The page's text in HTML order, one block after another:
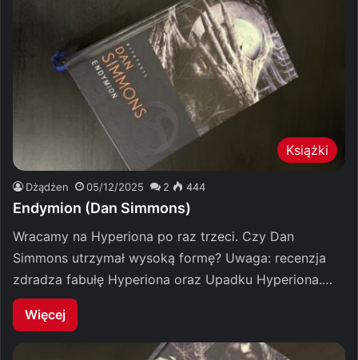
Książki
Dżądżen 05/12/2025 2 444
Endymion (Dan Simmons)
Wracamy na Hyperiona po raz trzeci. Czy Dan
Simmons utrzymał wysoką formę? Uwaga: recenzja
zdradza fabułę Hyperiona oraz Upadku Hyperiona.…
Więcej